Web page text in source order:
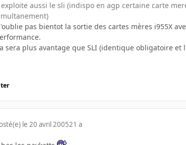
aussi le sli (indispo en agp certaine carte
pas bientot la sortie des cartes mères i955X
sera plus avantage que SLI (identique obligatoire
le 20 avril 200521 a